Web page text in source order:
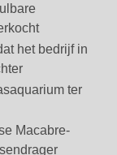
het bedrijf in
ter
Macabre-